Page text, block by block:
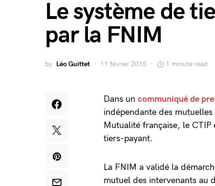
Le système de
par la FNIM
by Léo Guittet 11 février 2015 1 minute read
Dans un communiqué de
indépendante des
Mutualité française, le
tiers-payant.
La FNIM a validé la
mutuel des intervenants au